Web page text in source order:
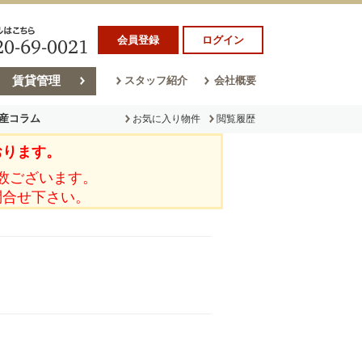
会員登録 ログイン
賃貸管理 スタッフ紹介 会社概要
コラム
ム
お気に入り物件 閲覧履歴
ます。
ざいます。
せ下さい。